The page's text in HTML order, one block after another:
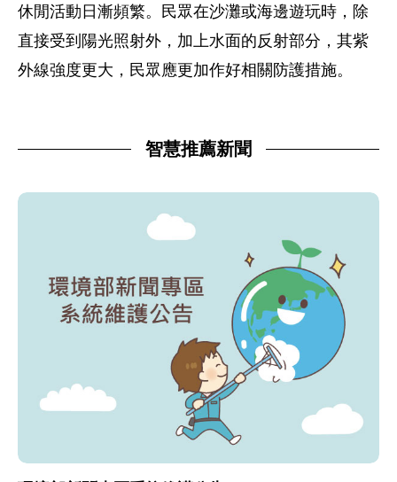
休閒活動日漸頻繁。民眾在沙灘或海邊遊玩時，除
直接受到陽光照射外，加上水面的反射部分，其紫
外線強度更大，民眾應更加作好相關防護措施。
智慧推薦新聞